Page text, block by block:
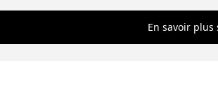
En savoir